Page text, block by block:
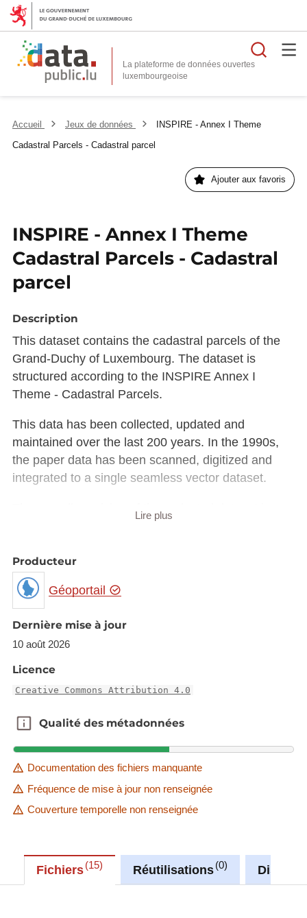
La plateforme de données ouvertes
Accueil Jeux de données
INSPIRE - Annex I Theme
Cadastral Parcels - Cadastral parcel
Ajouter aux favoris
INSPIRE - Annex I Theme
Cadastral Parcels - Cadastral
parcel
Description
This dataset contains the cadastral parcels of the
Grand-Duchy of Luxembourg. The dataset is
structured according to the INSPIRE Annex I
Theme - Cadastral Parcels.
This data has been collected, updated and
maintained over the last 200 years. In the 1990s,
the paper data has been scanned, digitized and
integrated to a single seamless vector dataset.
very heterogeneous. Newly measured data has a
data can have an absolute precision of 10m.
Warning: This dataset is maintained under the
INSPIRE directive. As a result, updates may be
less frequent than those of the source data. To
access the most up-to-date and authentic source,
please follow this link:
numerise-pcn/
Description copied from
catalog.inspire.geoportail.lu.
Lire plus
Producteur
Géoportail
Dernière mise à jour
10 août 2026
Licence
Creative Commons Attribution 4.0
Qualité des métadonnées
Qualité des métadonnées
Documentation des fichiers manquante
Fréquence de mise à jour non renseignée
Couverture temporelle non renseignée
Fichiers 15 Réutilisations 0